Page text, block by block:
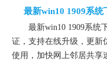
最新win10 1909系
最新win10 1909系统
证，支持在线升级，更新
使用，加快网上邻居共享